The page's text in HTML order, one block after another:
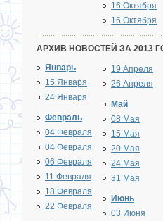
16 Октября
16 Октября
АРХИВ НОВОСТЕЙ ЗА 2013
Январь
15 Января
24 Января
Февраль
04 Февраля
04 Февраля
06 Февраля
11 Февраля
18 Февраля
22 Февраля
19 Апреля
26 Апреля
Май
08 Мая
15 Мая
20 Мая
24 Мая
31 Мая
Июнь
03 Июня